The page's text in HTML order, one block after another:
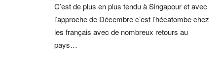
C’est de plus en plus tendu à Singapour et avec
l’approche de Décembre c’est l’hécatombe chez
les français avec de nombreux retours au
pays…